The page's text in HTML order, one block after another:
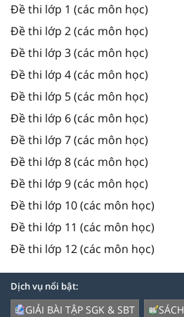
Đề thi lớp 1 (các môn học)
Đề thi lớp 2 (các môn học)
Đề thi lớp 3 (các môn học)
Đề thi lớp 4 (các môn học)
Đề thi lớp 5 (các môn học)
Đề thi lớp 6 (các môn học)
Đề thi lớp 7 (các môn học)
Đề thi lớp 8 (các môn học)
Đề thi lớp 9 (các môn học)
Đề thi lớp 10 (các môn học)
Đề thi lớp 11 (các môn học)
Đề thi lớp 12 (các môn học)
Dịch vụ nổi bật:
GIẢI BÀI TẬP SGK & SBT
SÁCH